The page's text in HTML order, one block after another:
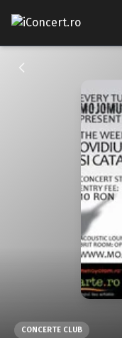
CONCERTE
Caută în site...
CONCERTE CLUB